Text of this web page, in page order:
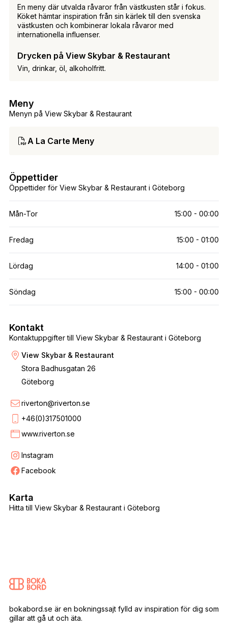
En meny där utvalda råvaror från västkusten står i fokus.
Köket hämtar inspiration från sin kärlek till den svenska
västkusten och kombinerar lokala råvaror med
internationella influenser.
Drycken på View Skybar & Restaurant
Vin, drinkar, öl, alkoholfritt.
Menyn på View Skybar & Restaurant
Meny
A La Carte Meny
Öppettider för View Skybar & Restaurant i Göteborg
Öppettider
Mån-Tor 15:00 - 00:00
Fredag 15:00 - 01:00
Lördag 14:00 - 01:00
Söndag 15:00 - 00:00
Kontaktuppgifter till View Skybar & Restaurant i Göteborg
Kontakt
View Skybar & Restaurant
Stora Badhusgatan 26
Göteborg
riverton@riverton.se
+46(0)317501000
www.riverton.se
Instagram
Facebook
Hitta till View Skybar & Restaurant i Göteborg
Karta
bokabord.se är en bokningssajt fylld av inspiration för dig som
gillar att gå ut och äta.